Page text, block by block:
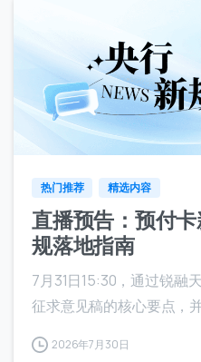
热门推荐 精选内容
直播预告：预付
规落地指南
7月31日15:30，通过锐融
征求意见稿的核心要点，
2026年7月30日